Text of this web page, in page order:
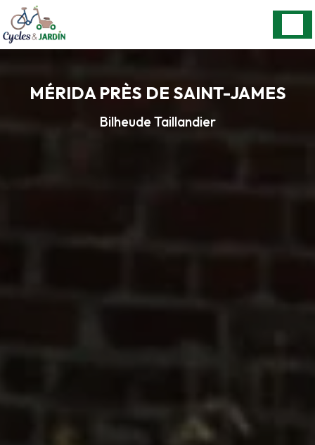
MÉRIDA PRÈS DE SAINT-JAMES
Bilheude Taillandier
Panneau de gestion des cookies